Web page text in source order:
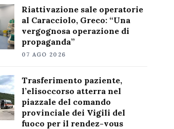
Riattivazione sale operatorie
al Caracciolo, Greco: “Una
vergognosa operazione di
propaganda”
07 AGO 2026
Trasferimento paziente,
l’elisoccorso atterra nel
piazzale del comando
provinciale dei Vigili del
fuoco per il rendez-vous